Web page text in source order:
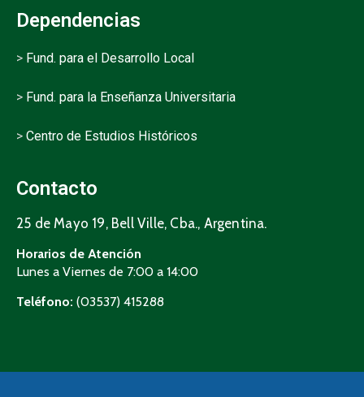
Dependencias
> Fund. para el Desarrollo Local
> Fund. para la Enseñanza Universitaria
> Centro de Estudios Históricos
Contacto
25 de Mayo 19, Bell Ville, Cba., Argentina.
Horarios de Atención
Lunes a Viernes de 7:00 a 14:00
Teléfono: (03537) 415288